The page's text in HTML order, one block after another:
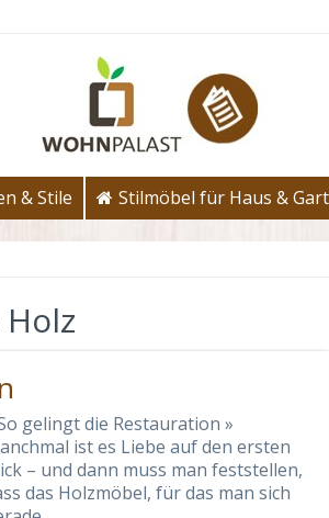
& Stile Stilmöbel für Haus &
gelingt die Restauration »
ist es Liebe auf den ersten
– und dann muss man feststellen,
das Holzmöbel, für das man sich